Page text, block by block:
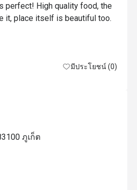
perfect! High quality food, the
มีประโยชน์ (0)
ภูเก็ต